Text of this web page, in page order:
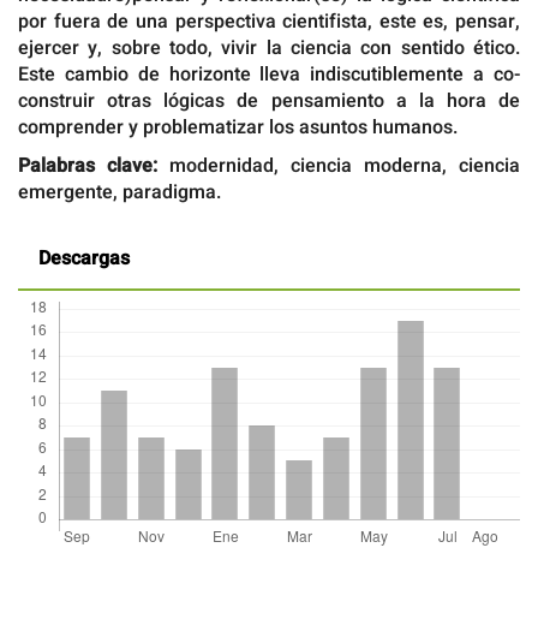
por fuera de una perspectiva cientifista, este es, pensar,
ejercer y, sobre todo, vivir la ciencia con sentido ético.
Este cambio de horizonte lleva indiscutiblemente a co-
construir otras lógicas de pensamiento a la hora de
comprender y problematizar los asuntos humanos.
Palabras clave: modernidad, ciencia moderna, ciencia
emergente, paradigma.
Descargas